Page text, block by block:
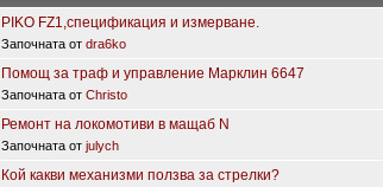
PIKO FZ1,спецификация и измерване.
Започната от dra6ko
Помощ за траф и управление Марклин 6647
Започната от Christo
Ремонт на локомотиви в мащаб N
Започната от julych
Кой какви механизми ползва за стрелки?